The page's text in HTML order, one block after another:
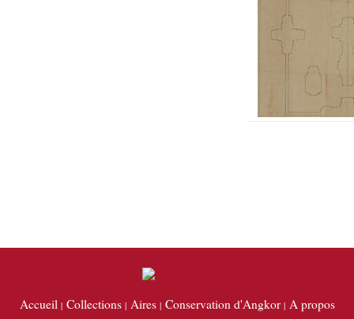
Accueil Collections Aires Conservation d'Angkor A propos